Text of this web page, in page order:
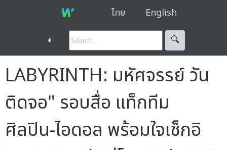
ไทย English
◐ 🔍︎
LABYRINTH: มหัศจรรย์ วัน
ติดจอ" รอบสื่อ แท็กทีม
ศิลปิน-ไอดอล พร้อมใจเช็กอิ